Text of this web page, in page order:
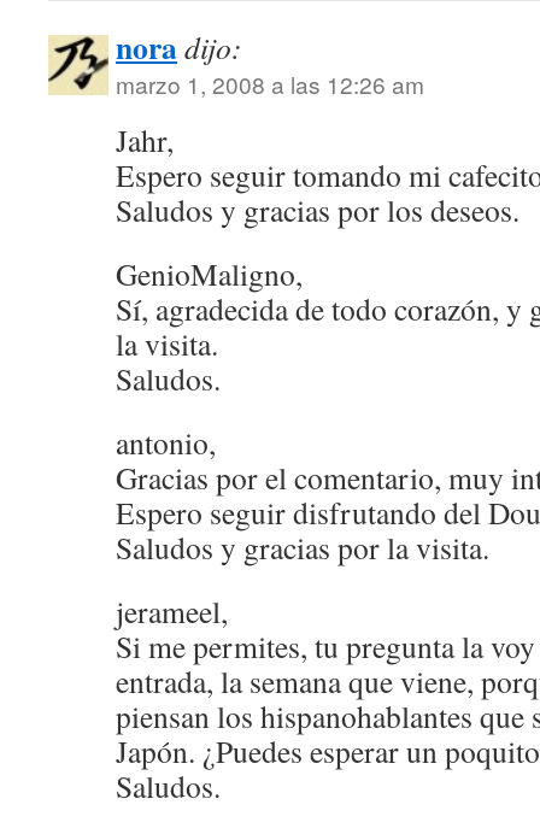
noradijo:
marzo 1, 2008 a las 12:26 am
Jahr,
Espero seguir tomando mi
Saludos y gracias por los deseos.
GenioMaligno,
Sí, agradecida de todo corazón, y
la visita.
Saludos.
antonio,
Gracias por el comentario, muy
Espero seguir disfrutando del
Saludos y gracias por la visita.
jerameel,
Si me permites, tu pregunta la
entrada, la semana que viene,
piensan los hispanohablantes que
Japón. ¿Puedes esperar un
Saludos.